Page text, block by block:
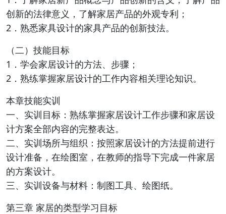
创新的法律意义，了解家居产品的外观专利；
2．熟悉家具设计的家具产品的创新技法。
（二）技能目标
1．学会家居设计的方法、步骤；
2．熟练掌握家居设计的工作内容相关理论知识。
本章技能实训
一、实训目标：熟练掌握家居设计工作步骤和家居设
计方案全部内容的完整表达。
二、实训场所与组织：按照家居设计的方法提前进行
设计准备，在绘图室，在教师的指导下完成一件家居
的方案设计。
三、实训设备与材料：制图工具、绘图纸。
第三章 家居的类型学习目标